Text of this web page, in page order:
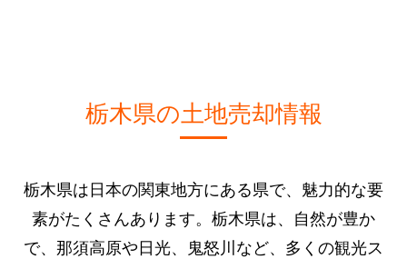
栃木県の土地売却情報
栃木県は日本の関東地方にある県で、魅力的な要
素がたくさんあります。栃木県は、自然が豊か
で、那須高原や日光、鬼怒川など、多くの観光ス